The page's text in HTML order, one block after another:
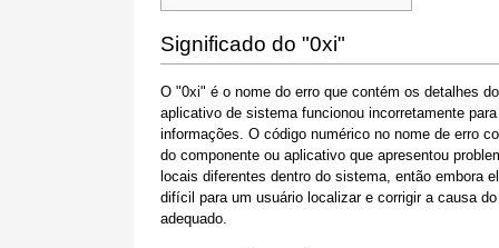
Significado do "0xi"
O "0xi" é o nome do erro que contém os detalhes
aplicativo de sistema funcionou incorretamente
informações. O código numérico no nome de erro
do componente ou aplicativo que apresentou
locais diferentes dentro do sistema, então embora
difícil para um usuário localizar e corrigir a causa
adequado.